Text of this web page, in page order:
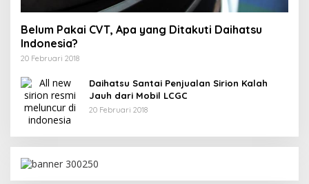
Belum Pakai CVT, Apa yang Ditakuti Daihatsu
Indonesia?
20 Februari 2018
Daihatsu Santai Penjualan Sirion Kalah
Jauh dari Mobil LCGC
20 Februari 2018